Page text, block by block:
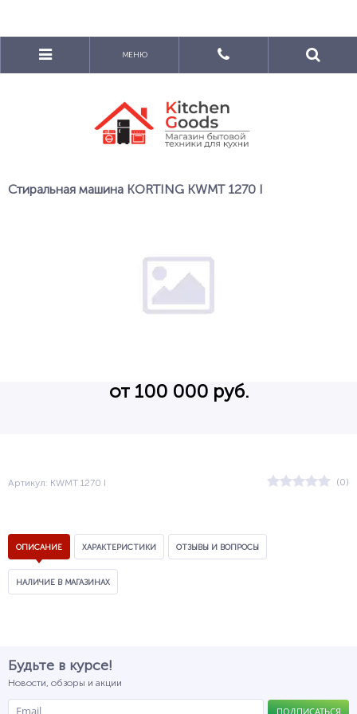
МЕНЮ
Стиральная машина KORTING KWMT 1270 I
Артикул: KWMT 1270 I (0)
от 100 000 руб.
ОПИСАНИЕ ХАРАКТЕРИСТИКИ ОТЗЫВЫ И ВОПРОСЫ
НАЛИЧИЕ В МАГАЗИНАХ
Будьте в курсе!
Новости, обзоры и акции
ПОДПИСАТЬСЯ